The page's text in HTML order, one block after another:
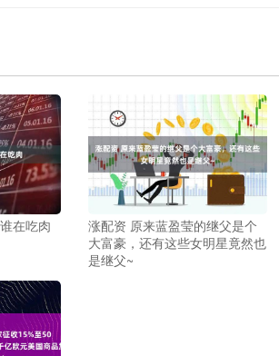
在吃肉
涨配资 原来蓝盈莹的继父是个
大富豪，还有这些女明星竟然也
是继父~